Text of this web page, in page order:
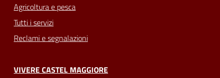
Agricoltura e pesca
Tutti i servizi
Reclami e segnalazioni
VIVERE CASTEL MAGGIORE